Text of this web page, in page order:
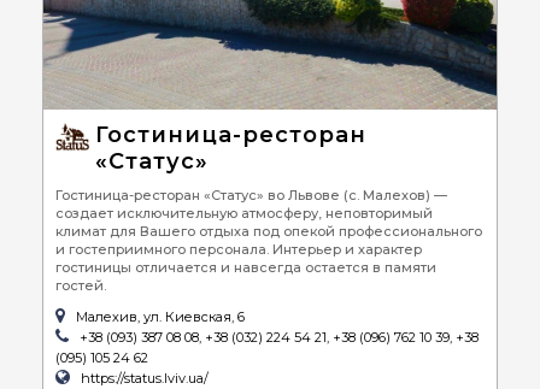
Гостиница-ресторан
«Статус»
Гостиница-ресторан «Статус» во Львове (с. Малехов) —
создает исключительную атмосферу, неповторимый
климат для Вашего отдыха под опекой профессионального
и гостеприимного персонала. Интерьер и характер
гостиницы отличается и навсегда остается в памяти
гостей.
Малехив, ул. Киевская, 6
+38 (093) 387 08 08, +38 (032) 224 54 21, +38 (096) 762 10 39, +38
(095) 105 24 62
https://status.lviv.ua/